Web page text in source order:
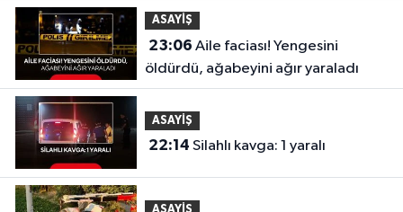
ASAYİŞ
23:06
öldürdü, ağabeyini ağır yaraladı
ASAYİŞ
22:14 Silahlı kavga: 1 yaralı
ASAYİŞ